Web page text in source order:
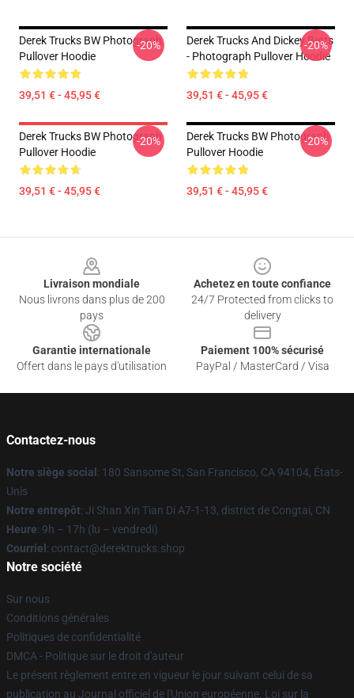
Derek Trucks BW Photograph
Pullover Hoodie
39,51 € - 45,95 €
-20%
Derek Trucks And Dickey Betts
- Photograph Pullover Hoodie
39,51 € - 45,95 €
-20%
Derek Trucks BW Photograph
Pullover Hoodie
39,51 € - 45,95 €
-20%
Derek Trucks BW Photograph
Pullover Hoodie
39,51 € - 45,95 €
-20%
Livraison mondiale
Nous livrons dans plus de 200
pays
Achetez en toute confiance
24/7 Protected from clicks to
delivery
Garantie internationale
Offert dans le pays d'utilisation
Paiement 100% sécurisé
PayPal / MasterCard / Visa
Contactez-nous
Notre siège social : 180 Sansome St, San Francisco, CA 94104, États-
Unis
Notre entrepôt: Ji Shan Xin Tian Di A7-1-13, district de Congtai, CN
Heure: 9h – 17h (lu – vendredi)
Courriel : contact@derektrucks.shop
Notre société
Sur nous
Conditions générales
Politiques de confidentialité
DMCA - Politique sur le droit d'auteur
Le présent règlement entre en vigueur le jour suivant celui de sa
publication au Journal officiel de l'Union européenne. Loi sur la